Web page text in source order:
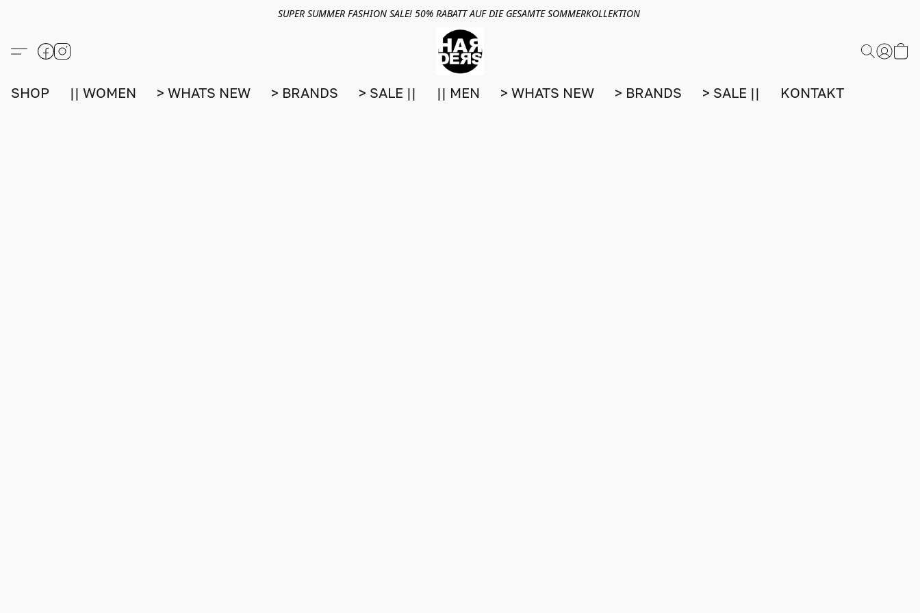
SUPER SUMMER FASHION SALE! 50% RABATT AUF DIE GESAMTE SOMMERKOLLEKTION
SHOP || WOMEN > WHATS NEW > BRANDS > SALE || || MEN > WHATS NEW > BRANDS > SALE || KONTAKT